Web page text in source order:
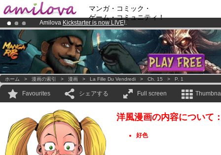
マンガ・コミック・
ゲーム・コミュニティ！
Amilova Kickstarter is now LIVE!.
Already 100000membersand 1000comics & mangas!.
Premium membership from3.95 euros per month !Get membership
ホーム > 漫画の索引 > 漫画 > La Fille Du Vendredi > Ch. 15 > P. 1
Favourites シェアする Full screen
洋風漫画の内容について
好色